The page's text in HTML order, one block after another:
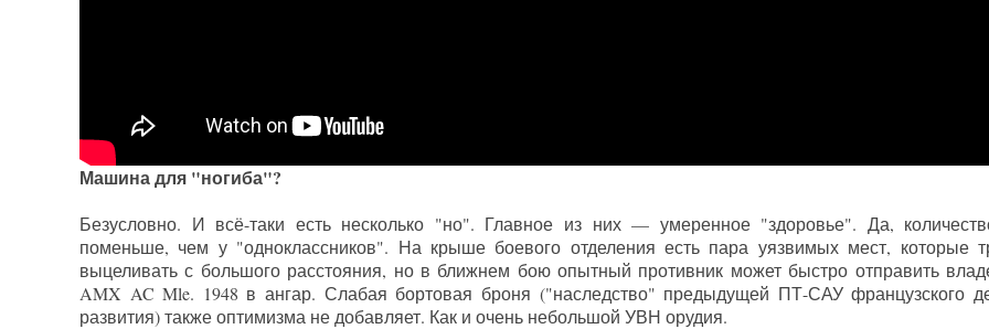
Машина для "ногиба"?
Безусловно. И всё-таки есть несколько "но". Главное из них — умеренное "здоровье". Да,
поменьше, чем у "одноклассников". На крыше боевого отделения есть пара уязвимых мест, которые
выцеливать с большого расстояния, но в ближнем бою опытный противник может быстро отправить
AMX AC Mle. 1948 в ангар. Слабая бортовая броня ("наследство" предыдущей ПТ-САУ французского
развития) также оптимизма не добавляет. Как и очень небольшой УВН орудия.